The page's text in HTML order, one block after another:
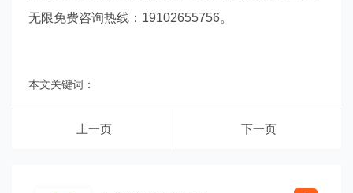
无限免费咨询热线： 19102655756。
本文关键词：
上一页 下一页